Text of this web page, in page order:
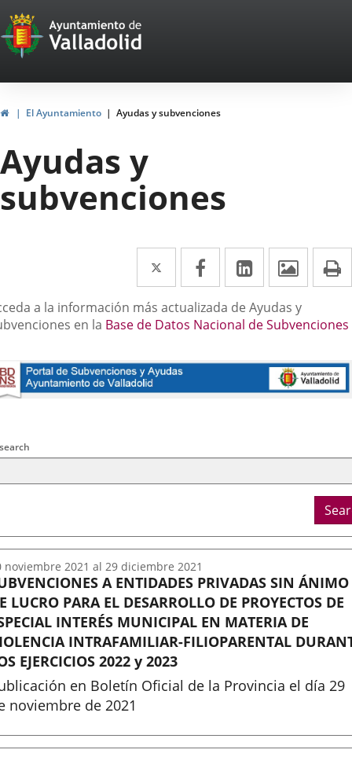
Portal
Web
del
Ayuntamiento
de
Valladolid
HomeEl Ayuntamiento Ayudas y subvenciones
Ayudas y
subvenciones
Twitter
Enlace
a
una
externa.
Facebook
Enlace
a
una
externa.
Linkedin
Enlace
a
una
externa.
a la información más actualizada de Ayudas y
en la Base de Datos Nacional de Subvenciones
A ENTIDADES PRIVADAS SIN ÁNIMO
LUCRO PARA EL DESARROLLO DE PROYECTOS DE
INTERÉS MUNICIPAL EN MATERIA DE
INTRAFAMILIAR-FILIOPARENTAL
EJERCICIOS 2022 y 2023
en Boletín Oficial de la Provincia el día 29
noviembre de 2021
noviembre 2021 al 29 diciembre 2021